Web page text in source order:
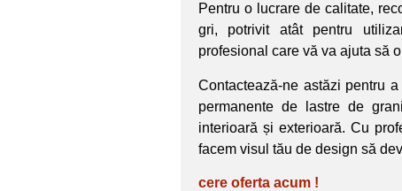
Pentru o lucrare de calitate,
gri, potrivit atât pentru
profesional care vă va ajuta să
Contactează-ne astăzi pentru
permanente de lastre de
interioară și exterioară. Cu
facem visul tău de design să
cere oferta acum !